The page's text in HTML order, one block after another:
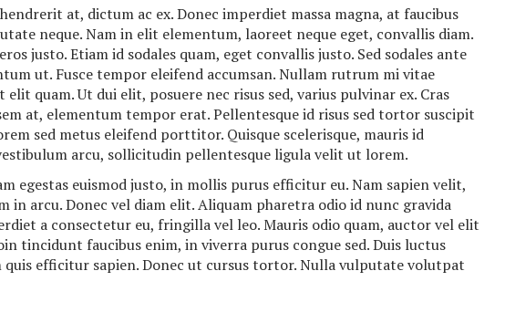
at, dictum ac ex. Donec imperdiet massa magna, at faucibus
neque. Nam in elit elementum, laoreet neque eget, convallis diam.
justo. Etiam id sodales quam, eget convallis justo. Sed sodales ante
ut. Fusce tempor eleifend accumsan. Nullam rutrum mi vitae
elit quam. Ut dui elit, posuere nec risus sed, varius pulvinar ex. Cras
at, elementum tempor erat. Pellentesque id risus sed tortor suscipit
sed metus eleifend porttitor. Quisque scelerisque, mauris id
arcu, sollicitudin pellentesque ligula velit ut lorem.
egestas euismod justo, in mollis purus efficitur eu. Nam sapien velit,
in arcu. Donec vel diam elit. Aliquam pharetra odio id nunc gravida
a consectetur eu, fringilla vel leo. Mauris odio quam, auctor vel elit
tincidunt faucibus enim, in viverra purus congue sed. Duis luctus
quis efficitur sapien. Donec ut cursus tortor. Nulla vulputate volutpat